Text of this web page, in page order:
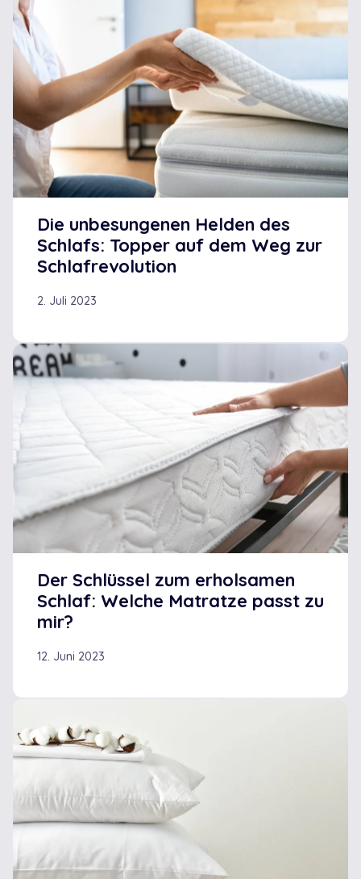
Die unbesungenen Helden des
Schlafs: Topper auf dem Weg zur
Schlafrevolution
2. Juli 2023
Der Schlüssel zum erholsamen
Schlaf: Welche Matratze passt zu
mir?
12. Juni 2023